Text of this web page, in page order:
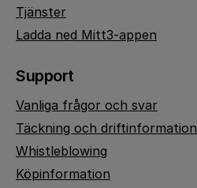
Tjänster
Ladda ned Mitt3-appen
Support
Vanliga frågor och svar
Täckning och driftinformation
Whistleblowing
Köpinformation